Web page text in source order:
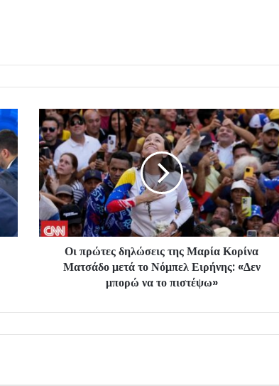
Οι πρώτες δηλώσεις της Μαρία Κορίνα
Ματσάδο μετά το Νόμπελ Ειρήνης: «Δεν
μπορώ να το πιστέψω»